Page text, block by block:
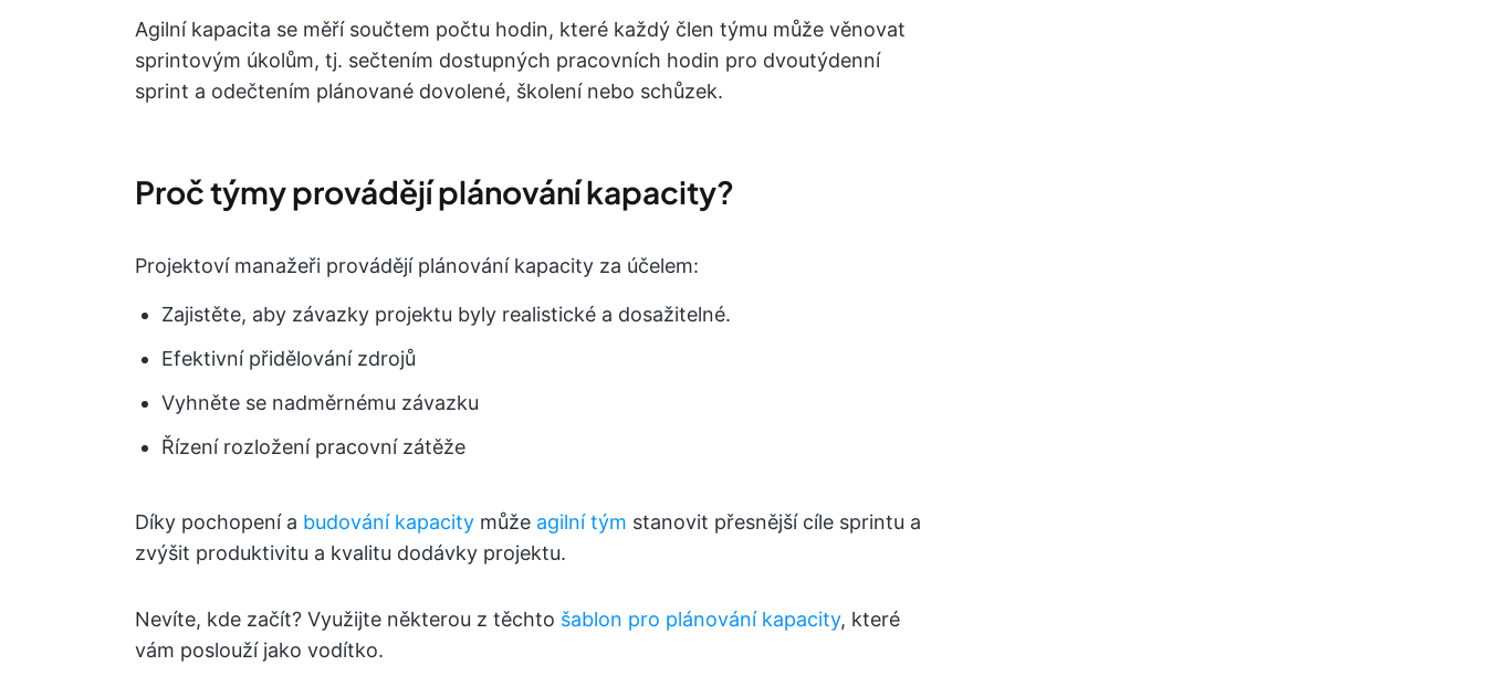
Agilní kapacita se měří součtem počtu hodin, které každý člen týmu může věnovat
sprintovým úkolům, tj. sečtením dostupných pracovních hodin pro dvoutýdenní
sprint a odečtením plánované dovolené, školení nebo schůzek.
Proč týmy provádějí plánování kapacity?
Projektoví manažeři provádějí plánování kapacity za účelem:
Zajistěte, aby závazky projektu byly realistické a dosažitelné.
Efektivní přidělování zdrojů
Vyhněte se nadměrnému závazku
Řízení rozložení pracovní zátěže
Díky pochopení a budování kapacity může agilní tým stanovit přesnější cíle sprintu a
zvýšit produktivitu a kvalitu dodávky projektu.
Nevíte, kde začít? Využijte některou z těchto šablon pro plánování kapacity, které
vám poslouží jako vodítko.